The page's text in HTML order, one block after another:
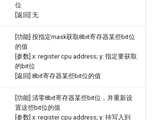
位
[返回] 无
[功能] 按指定mask获取8bit寄存器某些bit位
的值
[参数] x: register cpu address; y: 指定要获取
的bit位
[返回] 8bit寄存器某些bit位的值
[功能] 清零8bit寄存器某些bit位，并重新设
置这些bit位的值
[参数] x: register cpu address; y: 待写入到